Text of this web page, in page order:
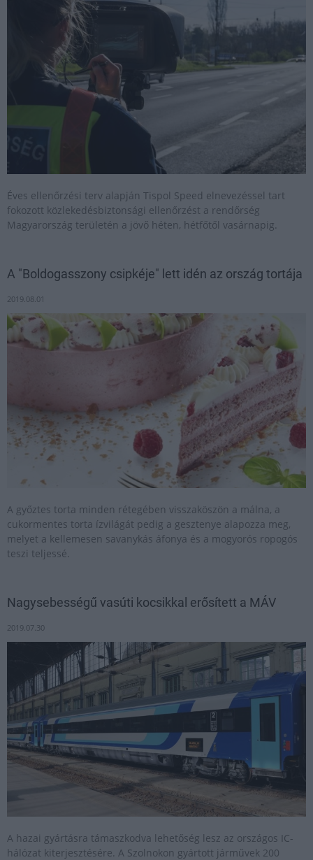
Éves ellenőrzési terv alapján Tispol Speed elnevezéssel tart
fokozott közlekedésbiztonsági ellenőrzést a rendőrség
Magyarország területén a jövő héten, hétfőtől vasárnapig.
A "Boldogasszony csipkéje" lett idén az ország tortája
2019.08.01
A győztes torta minden rétegében visszaköszön a málna, a
cukormentes torta ízvilágát pedig a gesztenye alapozza meg,
melyet a kellemesen savanykás áfonya és a mogyorós ropogós
teszi teljessé.
Nagysebességű vasúti kocsikkal erősített a MÁV
2019.07.30
A hazai gyártásra támaszkodva lehetőség lesz az országos IC-
hálózat kiterjesztésére. A Szolnokon gyártott járművek 200